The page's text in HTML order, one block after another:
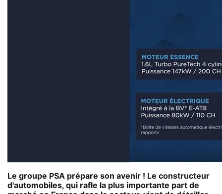
Le groupe PSA prépare son avenir ! Le constructeur
d'automobiles, qui rafle la plus importante part de